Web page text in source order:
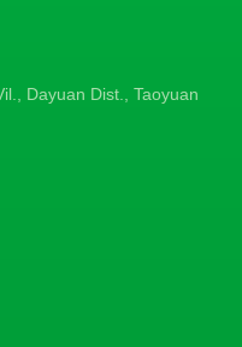
Dayuan Dist., Taoyuan